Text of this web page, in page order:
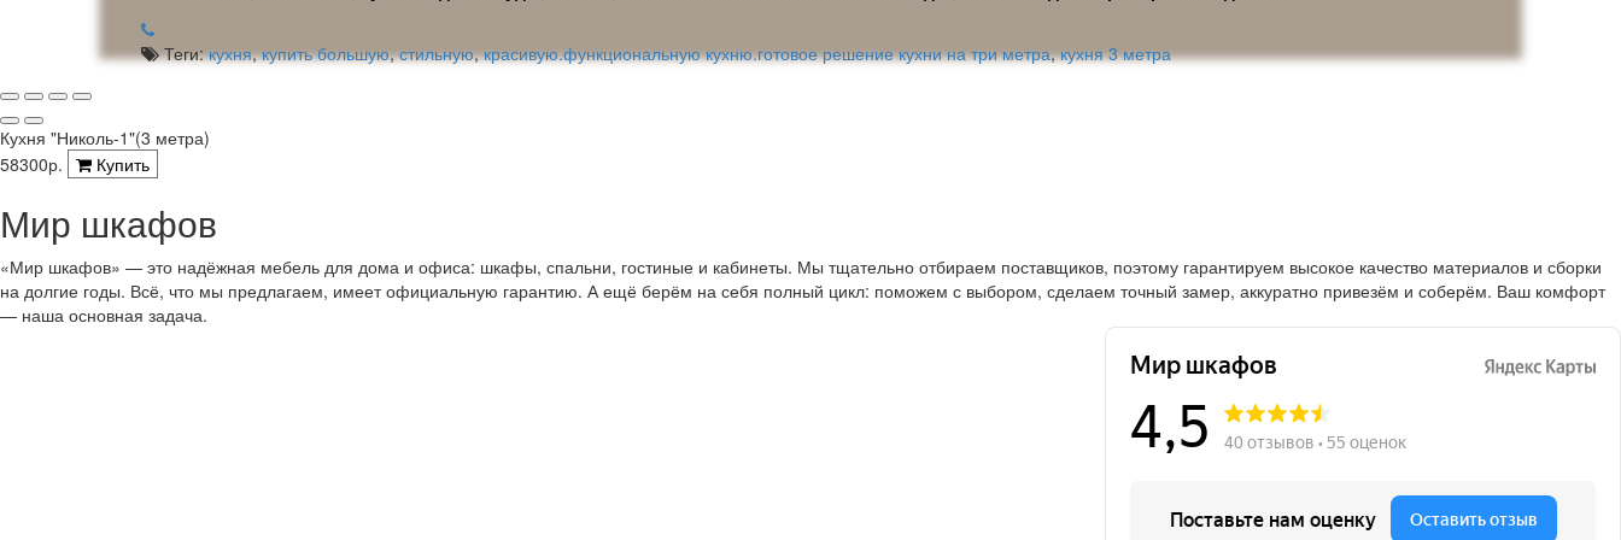
Теги:кухня,купить большую,стильную,красивую.функциональную кухню.готовое решение кухни на три метра,кухня 3 метра
Кухня "Николь-1"(3 метра)
58300р.
Купить
Мир шкафов
«Мир шкафов» — это надёжная мебель для дома и офиса: шкафы, спальни, гостиные и кабинеты. Мы тщательно отбираем поставщиков, поэтому гарантируем высокое качество материалов и сборки
на долгие годы. Всё, что мы предлагаем, имеет официальную гарантию. А ещё берём на себя полный цикл: поможем с выбором, сделаем точный замер, аккуратно привезём и соберём. Ваш комфорт
— наша основная задача.